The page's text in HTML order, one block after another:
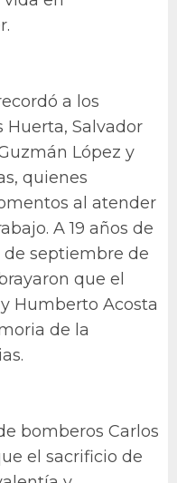
a los
Huerta, Salvador
López y
quienes
al atender
A 19 años de
de septiembre de
que el
Humberto Acosta
de la
bomberos Carlos
el sacrificio de